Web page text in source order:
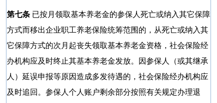
第七条 已按月领取基本养老金的参保人死亡或纳入其它保障
方式而移出企业职工养老保险统筹范围的，从死亡或纳入其
它保障方式的次月起丧失领取基本养老金资格，社会保险经
办机构应及时终止其基本养老金发放。因参保人（或其继承
人）延误申报等原因造成多发待遇的，社会保险经办机构应
及时追回。参保人个人账户剩余部分按照有关规定办理退